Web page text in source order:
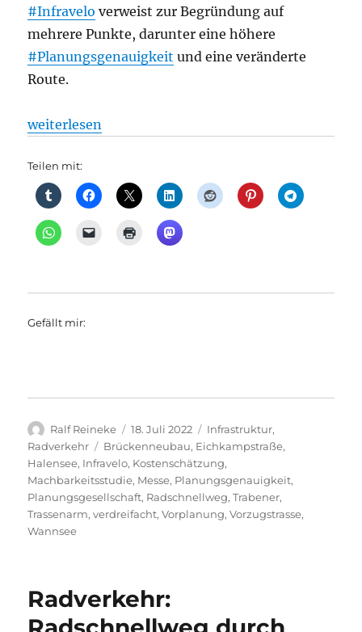
#Infravelo verweist zur Begründung auf
mehrere Punkte, darunter eine höhere
#Planungsgenauigkeit und eine veränderte
Route.
„Radverkehr: Kosten für Radschnellweg durch
weiterlesen
Teilen mit:
Gefällt mir:
Autor
Ralf Reineke
Veröffentlicht
am
18. Juli 2022 Kategorien
Infrastruktur,
Radverkehr
Schlagwörter
Brückenneubau, Eichkampstraße,
Halensee, Infravelo, Kostenschätzung,
Machbarkeitsstudie, Messe, Planungsgenauigkeit,
Planungsgesellschaft, Radschnellweg,Trabener,
Trassenarm,verdreifacht,Vorplanung,Vorzugstrasse,
Wannsee
Radverkehr: